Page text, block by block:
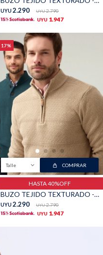
UYU 2.290 UYU 2.790
UYU 1.947
17
Talle COMPRAR
HASTA 40%OFF
BUZO TEJIDO TEXTURADO - Beige
UYU 2.290 UYU 2.790
UYU 1.947